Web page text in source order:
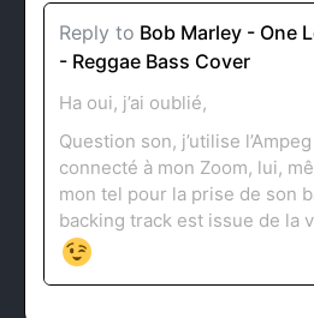
Reply to Bob Marley - One
- Reggae Bass Cover
Ha oui, j’ai oublié,
Question son, j’utilise
connecté à mon Zoom, lui,
mon tel pour la prise de son
backing track est issue de la